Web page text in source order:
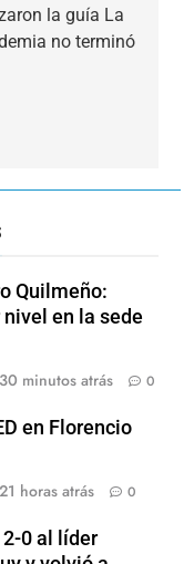
la guía La
no terminó
Quilmeño:
en la sede
30 minutos atrás 0
en Florencio
21 horas atrás 0
0 al líder